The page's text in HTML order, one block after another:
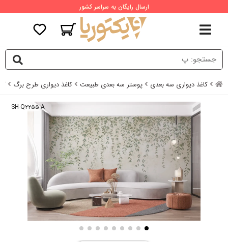
ارسال رایگان به سراسر کشور
کاغذ دیواری سه بعدی پوستر سه بعدی طبیعت کاغذ دیواری طرح برگ
SH-Q۲۲۵۵-A